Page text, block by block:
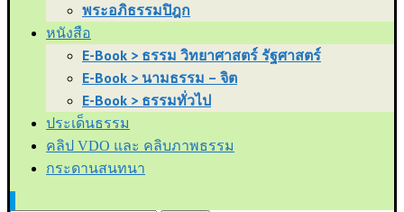
พระอภิธรรมปิฎก
หนังสือ
E-Book > ธรรม วิทยาศาสตร์ รัฐศาสตร์
E-Book > นามธรรม – จิต
E-Book > ธรรมทั่วไป
ประเด็นธรรม
คลิป VDO และ คลิบภาพธรรม
กระดานสนทนา